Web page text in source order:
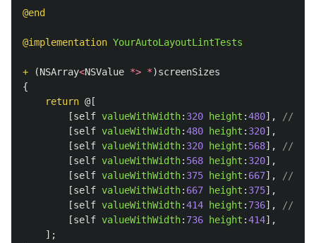
@end
@implementation YourAutoLayoutLintTests
+ (NSArray<NSValue *> *)screenSizes
{
return @[
[self valueWithWidth: 320 height :480],
//
[self valueWithWidth:480 height : 320],
[self valueWithWidth: 320 height : 568],
//
[self valueWithWidth: 568 height : 320],
[self valueWithWidth: 375 height : 667],
//
[self valueWithWidth: 667 height : 375],
[self valueWithWidth:414 height : 736],
//
[self valueWithWidth: 736 height :414],
];